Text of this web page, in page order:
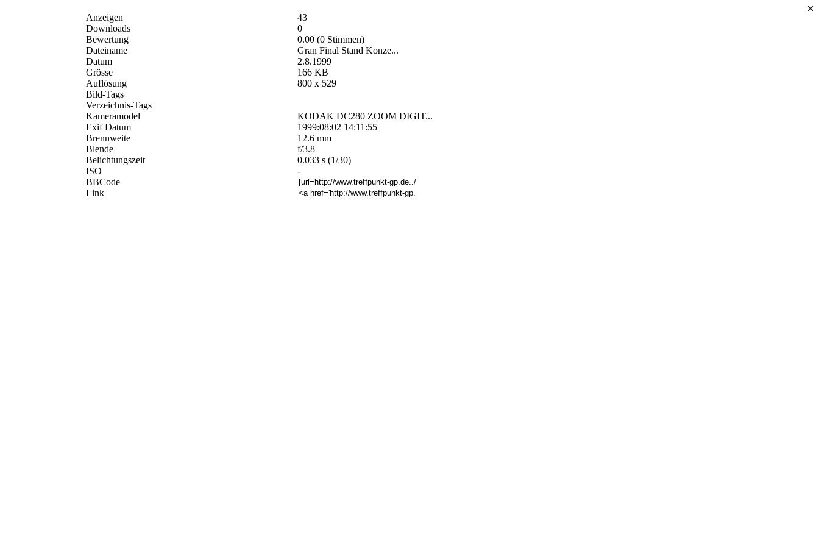
Anzeigen
43
Downloads
0
Bewertung
0.00 (0 Stimmen)
Dateiname
Gran Final Stand Konze...
Datum
2.8.1999
Grösse
166 KB
Auflösung
800 x 529
Bild-Tags
Verzeichnis-Tags
Kameramodel
KODAK DC280 ZOOM DIGIT...
Exif Datum
1999:08:02 14:11:55
Brennweite
12.6 mm
Blende
f/3.8
Belichtungszeit
0.033 s (1/30)
ISO
-
BBCode
Link